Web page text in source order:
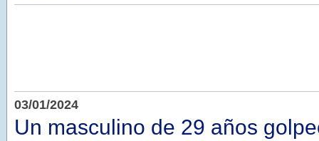
03/01/2024
Un masculino de 29 años